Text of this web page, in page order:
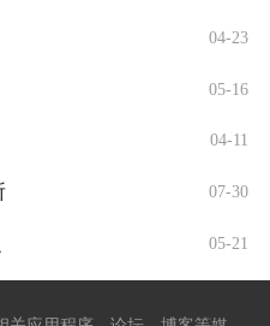
04-23
05-16
04-11
07-30
05-21